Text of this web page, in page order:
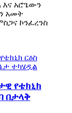
አሮጌውን
አመት
ኮንፈረንስ
የቴክኒክ
በታላቅ